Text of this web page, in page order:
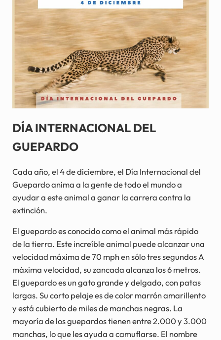
DÍA INTERNACIONAL DEL
GUEPARDO
Cada año, el 4 de diciembre, el Día Internacional del
Guepardo anima a la gente de todo el mundo a
ayudar a este animal a ganar la carrera contra la
extinción.
El guepardo es conocido como el animal más rápido
de la tierra. Este increíble animal puede alcanzar una
velocidad máxima de 70 mph en sólo tres segundos A
máxima velocidad, su zancada alcanza los 6 metros.
El guepardo es un gato grande y delgado, con patas
largas. Su corto pelaje es de color marrón amarillento
y está cubierto de miles de manchas negras. La
mayoría de los guepardos tienen entre 2.000 y 3.000
manchas, lo que les ayuda a camuflarse. El nombre